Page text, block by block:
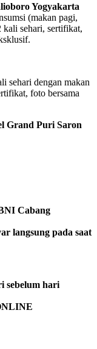
Yogyakarta
(makan pagi,
kali sehari, sertifikat,
sehari dengan makan
foto bersama
Grand Puri Saron
Cabang
langsung pada saat
sebelum hari